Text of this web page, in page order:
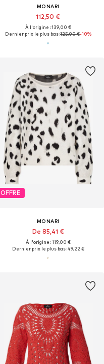
MONARI
112,50 €
À l'origine : 139,00 €
Dernier prix le plus bas :125,00 €-10%
OFFRE
MONARI
De 85,41 €
À l'origine : 119,00 €
Dernier prix le plus bas :49,22 €